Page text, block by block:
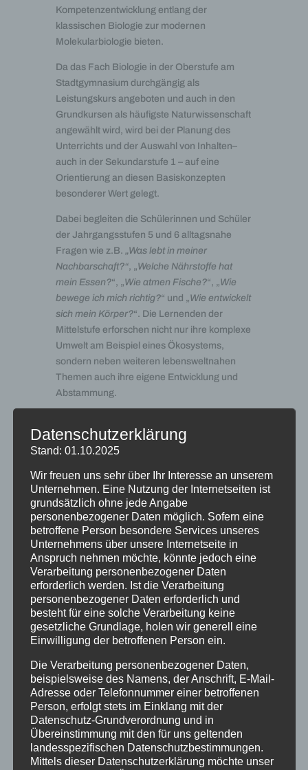
Kompetenzentwicklung entlang der
klassischen Biologie zur modernen
Molekularbiologie bieten.
Da das Fach Biologie in der Oberstufe am
Stadtgymnasium durchgängig als
Leistungskurs angeboten und auch in den
Grundkursen als häufigste Naturwissenschaft
angewählt wird, wird bei der Planung des
Unterrichts und der Auswahl von Inhalten–
auch in der Sekundarstufe 1 – auf eine
Orientierung an diesen Basiskonzepten
besonderer Wert gelegt.
Dabei begleiten die Schülerinnen und Schüler
der Jahrgangsstufen 5 und 6 alltagsnahe
Fragen wie z.B. „Was lebt in meiner
Nachbarschaft?“, „Welche Nährstoffe hat
mein Essen?“, „Wie atmen Fische?“, „Wie
bewege ich mich richtig?“ und „Wie entwickelt
sich mein Körper?“. Die Lernenden der
Mittelstufe erforschen nicht nur ihre komplexe
Umwelt am Beispiel eines Ökosystems,
sondern neben weiteren lebensweltnahen
Themen auch ihre eigene Entwicklung und
Abstammung.
gleichwohl die Vermittlung der damit
verbundenen Inhalte werden dabei gestützt
Konfrontation der Schülerinnen und Schüler
mit Realobjekten, plastischen Modellen sowie
durch ein flächendeckendes Angebot von
digitalen Präsentationsmedien auch in Form
von Animationen.
Für die Begegnung mit Realobjekten werden
– auch aufgrund der zentralen Innenstadtlage
des Stadtgymnasiums – außerdem
kontinuierlich Exkursionen zum
Schulbiologischen Zentrum vorgenommen. In
der Oberstufe besuchen die Schülerinnen
und Schüler zudem molekularbiologische
Labore, das Neanderthalmuseum oder den
Söggelwald.
Diese Besuche sollen neben dem
fachmethodischen Arbeiten in den drei
Fachräumen des Stadtgymnasiums die
Datenschutzerklärung
Stand: 01.10.2025
Wir freuen uns sehr über Ihr Interesse an unserem
Unternehmen. Eine Nutzung der Internetseiten ist
grundsätzlich ohne jede Angabe
personenbezogener Daten möglich. Sofern eine
betroffene Person besondere Services unseres
Unternehmens über unsere Internetseite in
Anspruch nehmen möchte, könnte jedoch eine
Verarbeitung personenbezogener Daten
erforderlich werden. Ist die Verarbeitung
personenbezogener Daten erforderlich und
besteht für eine solche Verarbeitung keine
gesetzliche Grundlage, holen wir generell eine
Einwilligung der betroffenen Person ein.
Die Verarbeitung personenbezogener Daten,
beispielsweise des Namens, der Anschrift, E-Mail-
Adresse oder Telefonnummer einer betroffenen
Person, erfolgt stets im Einklang mit der
Datenschutz-Grundverordnung und in
Übereinstimmung mit den für uns geltenden
landesspezifischen Datenschutzbestimmungen.
Mittels dieser Datenschutzerklärung möchte unser